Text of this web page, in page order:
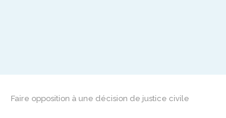
Faire opposition à une décision de justice civile